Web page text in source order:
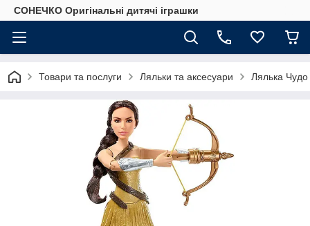
СОНЕЧКО Оригінальні дитячі іграшки
Товари та послуги Ляльки та аксесуари Лялька